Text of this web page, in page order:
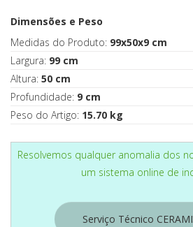
Dimensões e Peso
Medidas do Produto: 99x50x9 cm
Largura: 99 cm
Altura: 50 cm
Profundidade: 9 cm
Peso do Artigo: 15.70 kg
Resolvemos qualquer anomalia dos
um sistema online de
Serviço Técnico